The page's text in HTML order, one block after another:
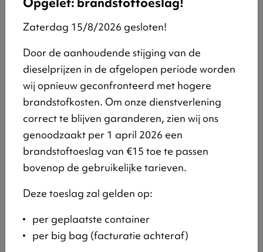
Dankzij onze vele containers en eigen
transportvloot kunnen wij perfect op
vanop maat gemaakte containers
voorzien.
Transparante en lage prijzen
Je krijgt een duidelijke prijs van onze
service: levering, afhaal en verwerking. We
kunnenscherpe prijzengaranderen
dankzij onze eigen vloot en efficiënte
organisatie.
Partner voor alle afval
Zaterdag 15/8/2026 gesloten!
Door de aanhoudende stijging van de
dieselprijzen in de afgelopen periode worden
wij opnieuw geconfronteerd met hogere
brandstofkosten. Om onze dienstverlening
correct te blijven garanderen, zien wij ons
genoodzaakt per 1 april 2026 een
brandstoftoeslag van €15 toe te passen
bovenop de gebruikelijke tarieven.
Deze toeslag zal gelden op:
per geplaatste container
per big bag (facturatie achteraf)